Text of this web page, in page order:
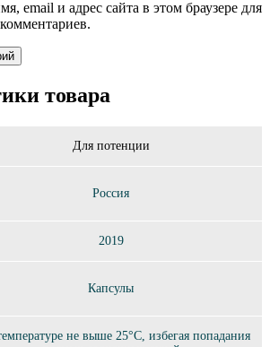
email и адрес сайта в этом браузере для
товара
Для потенции
Россия
2019
Капсулы
не выше 25°C, избегая попадания